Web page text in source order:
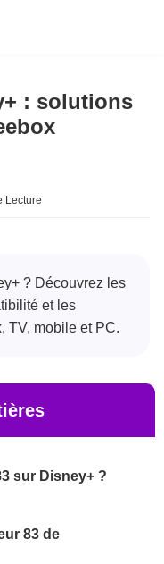
: solutions
Lecture
? Découvrez les
et les
TV, mobile et PC.
sur Disney+ ?
83 de